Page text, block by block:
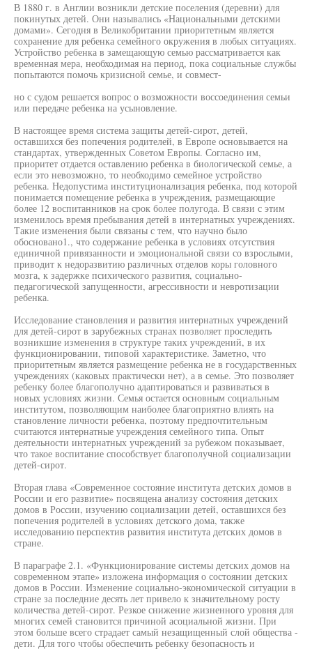
В 1880 г. в Англии возникли детские поселения (деревни) для
покинутых детей. Они назывались «Национальными детскими
домами». Сегодня в Великобритании приоритетным является
сохранение для ребенка семейного окружения в любых ситуациях.
Устройство ребенка в замещающую семью рассматривается как
временная мера, необходимая на период, пока социальные службы
попытаются помочь кризисной семье, и совмест-
но с судом решается вопрос о возможности воссоединения семьи
или передаче ребенка на усыновление.
В настоящее время система защиты детей-сирот, детей,
оставшихся без попечения родителей, в Европе основывается на
стандартах, утвержденных Советом Европы. Согласно им,
приоритет отдается оставлению ребенка в биологической семье, а
если это невозможно, то необходимо семейное устройство
ребенка. Недопустима институционализация ребенка, под которой
понимается помещение ребенка в учреждения, размещающие
более 12 воспитанников на срок более полугода. В связи с этим
изменилось время пребывания детей в интернатных учреждениях.
Такие изменения были связаны с тем, что научно было
обосновано1., что содержание ребенка в условиях отсутствия
единичной привязанности и эмоциональной связи со взрослыми,
приводит к недоразвитию различных отделов коры головного
мозга, к задержке психического развития, социально-
педагогической запущенности, агрессивности и невротизации
ребенка.
Исследование становления и развития интернатных учреждений
для детей-сирот в зарубежных странах позволяет проследить
возникшие изменения в структуре таких учреждений, в их
функционировании, типовой характеристике. Заметно, что
приоритетным является размещение ребенка не в государственных
учреждениях (каковых практически нет), а в семье. Это позволяет
ребенку более благополучно адаптироваться и развиваться в
новых условиях жизни. Семья остается основным социальным
институтом, позволяющим наиболее благоприятно влиять на
становление личности ребенка, поэтому предпочтительным
считаются интернатные учреждения семейного типа. Опыт
деятельности интернатных учреждений за рубежом показывает,
что такое воспитание способствует благополучной социализации
детей-сирот.
Вторая глава «Современное состояние института детских домов в
России и его развитие» посвящена анализу состояния детских
домов в России, изучению социализации детей, оставшихся без
попечения родителей в условиях детского дома, также
исследованию перспектив развития института детских домов в
стране.
В параграфе 2.1. «Функционирование системы детских домов на
современном этапе» изложена информация о состоянии детских
домов в России. Изменение социально-экономической ситуации в
стране за последние десять лет привело к значительному росту
количества детей-сирот. Резкое снижение жизненного уровня для
многих семей становится причиной асоциальной жизни. При
этом больше всего страдает самый незащищенный слой общества -
дети. Для того чтобы обеспечить ребенку безопасность и